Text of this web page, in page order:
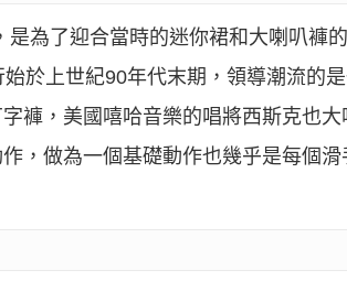
為了迎合當時的迷你裙和大喇叭褲
於上世紀90年代末期，領導潮流的
褲，美國嘻哈音樂的唱將西斯克也
，做為一個基礎動作也幾乎是每個